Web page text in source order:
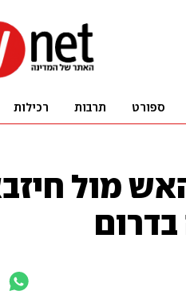
ספורט תרבות רכילות
מול